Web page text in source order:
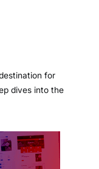
for
dives into the